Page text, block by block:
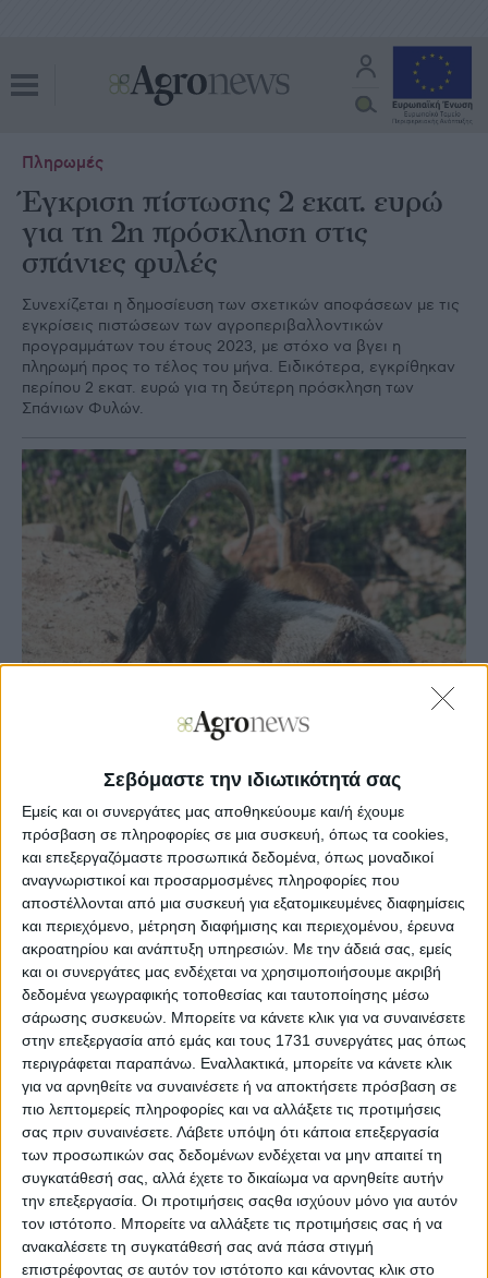
Σεβόμαστε την ιδιωτικότητά σας
Εμείς και οι συνεργάτες μας αποθηκεύουμε και/ή έχουμε
πρόσβαση σε πληροφορίες σε μια συσκευή, όπως τα cookies,
και επεξεργαζόμαστε προσωπικά δεδομένα, όπως μοναδικοί
αναγνωριστικοί και προσαρμοσμένες πληροφορίες που
αποστέλλονται από μια συσκευή για εξατομικευμένες διαφημίσεις
και περιεχόμενο, μέτρηση διαφήμισης και περιεχομένου, έρευνα
ακροατηρίου και ανάπτυξη υπηρεσιών. Με την άδειά σας, εμείς
και οι συνεργάτες μας ενδέχεται να χρησιμοποιήσουμε ακριβή
δεδομένα γεωγραφικής τοποθεσίας και ταυτοποίησης μέσω
σάρωσης συσκευών. Μπορείτε να κάνετε κλικ για να συναινέσετε
στην επεξεργασία από εμάς και τους 1731 συνεργάτες μας όπως
περιγράφεται παραπάνω. Εναλλακτικά, μπορείτε να κάνετε κλικ
για να αρνηθείτε να συναινέσετε ή να αποκτήσετε πρόσβαση σε
πιο λεπτομερείς πληροφορίες και να αλλάξετε τις προτιμήσεις
σας πριν συναινέσετε. Λάβετε υπόψη ότι κάποια επεξεργασία
των προσωπικών σας δεδομένων ενδέχεται να μην απαιτεί τη
συγκατάθεσή σας, αλλά έχετε το δικαίωμα να αρνηθείτε αυτήν
την επεξεργασία. Οι προτιμήσεις σαςθα ισχύουν μόνο για αυτόν
τον ιστότοπο. Μπορείτε να αλλάξετε τις προτιμήσεις σας ή να
ανακαλέσετε τη συγκατάθεσή σας ανά πάσα στιγμή
επιστρέφοντας σε αυτόν τον ιστότοπο και κάνοντας κλικ στο
Πληρωμές
Έγκριση πίστωσης 2 εκατ. ευρώ
για τη 2η πρόσκληση στις
σπάνιες φυλές
Συνεχίζεται η δημοσίευση των σχετικών αποφάσεων με τις
εγκρίσεις πιστώσεων των αγροπεριβαλλοντικών
προγραμμάτων του έτους 2023, με στόχο να βγει η
πληρωμή προς το τέλος του μήνα. Ειδικότερα, εγκρίθηκαν
περίπου 2 εκατ. ευρώ για τη δεύτερη πρόσκληση των
Σπάνιων Φυλών.
3 1
Η σχετική απόφαση αναφέρει τα εξής:
«Τη διάθεση πίστωσης ποσού 2.060.398,34 ευρώ από την
Σ.Α.Ε. 082/1 και ιδιαίτερα από το έργο με
Κ.Α.:2019ΣΕ08210053 αυτής, προκειμένου να ενισχυθούν
οι Δικαιούχοι της πράξης με τίτλο: «Διατήρηση
Απειλούμενων Αυτόχθονων Φυλών Αγροτικών Ζώων» στο
πλαίσιο της Δράσης 10.1.9 της 2ης Πρόσκλησης, του
Υπομέτρου 10.1 Μέτρο 10 του Προγράμματος Αγροτικής
Ανάπτυξης 2014-2020. Από το παραπάνω ποσό των
2.060.398,34 ευρώ, ποσό 260.398,34 ευρώ αφορά
αδιάθετο υπόλοιπο της αριθ. 1495/306518/14-10-2022
Απόφασης Έγκρισης Διάθεσης Πίστωσης. Συνεπώς, η
επιπλέον κατανομή που απαιτείται, αφορά ποσό
1.800.000 ευρώ».
Αναλυτικά τα στοιχεία της πράξεωςεδώ.